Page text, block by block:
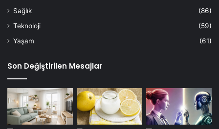
Sağlık
(86)
Teknoloji
(59)
Yaşam
(61)
Son Değiştirilen Mesajlar